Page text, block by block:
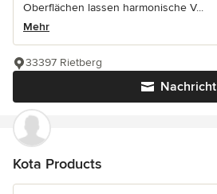
Oberflächen lassen harmonische V...
Mehr
Nachricht
33397 Rietberg
Kota Products